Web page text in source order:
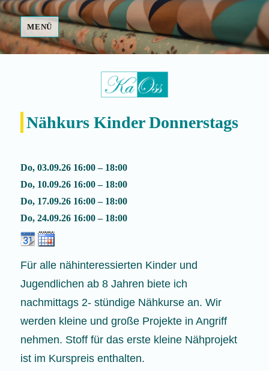
Fair Made
MENÜ
Nähkurs Kinder Donnerstags
Do, 03.09.26 16:00 – 18:00
Do, 10.09.26 16:00 – 18:00
Do, 17.09.26 16:00 – 18:00
Do, 24.09.26 16:00 – 18:00
Für alle nähinteressierten Kinder und
Jugendlichen ab 8 Jahren biete ich
nachmittags 2- stündige Nähkurse an. Wir
werden kleine und große Projekte in Angriff
nehmen. Stoff für das erste kleine Nähprojekt
ist im Kurspreis enthalten.